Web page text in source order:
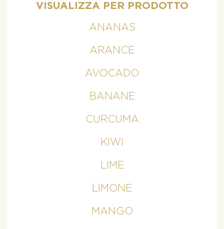
VISUALIZZA PER PRODOTTO
ANANAS
ARANCE
AVOCADO
BANANE
CURCUMA
KIWI
LIME
LIMONE
MANGO